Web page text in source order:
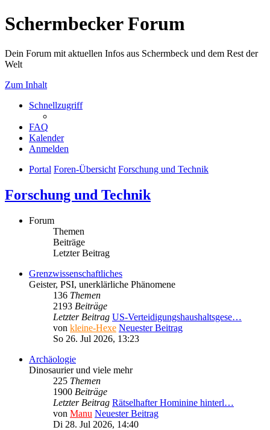
Schermbecker Forum
Dein Forum mit aktuellen Infos aus Schermbeck und dem Rest der
Welt
Zum Inhalt
Schnellzugriff
FAQ
Kalender
Anmelden
Portal Foren-Übersicht Forschung und Technik
Forschung und Technik
Forum
Themen
Beiträge
Letzter Beitrag
Grenzwissenschaftliches
Geister, PSI, unerklärliche Phänomene
136 Themen
2193 Beiträge
Letzter Beitrag US-Verteidigungshaushaltsgese…
von kleine-Hexe Neuester Beitrag
So 26. Jul 2026, 13:23
Archäologie
Dinosaurier und viele mehr
225 Themen
1900 Beiträge
Letzter Beitrag Rätselhafter Hominine hinterl…
von Manu Neuester Beitrag
Di 28. Jul 2026, 14:40